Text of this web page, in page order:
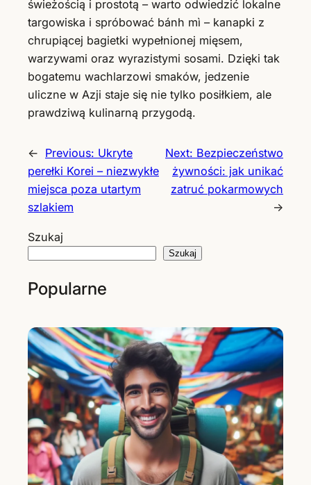
świeżością i prostotą – warto odwiedzić lokalne
targowiska i spróbować bánh mì – kanapki z
chrupiącej bagietki wypełnionej mięsem,
warzywami oraz wyrazistymi sosami. Dzięki tak
bogatemu wachlarzowi smaków, jedzenie
uliczne w Azji staje się nie tylko posiłkiem, ale
prawdziwą kulinarną przygodą.
← Previous: Ukryte
perełki Korei – niezwykłe
miejsca poza utartym
szlakiem
Next: Bezpieczeństwo
żywności: jak unikać
zatruć pokarmowych
→
Szukaj
Szukaj
Popularne